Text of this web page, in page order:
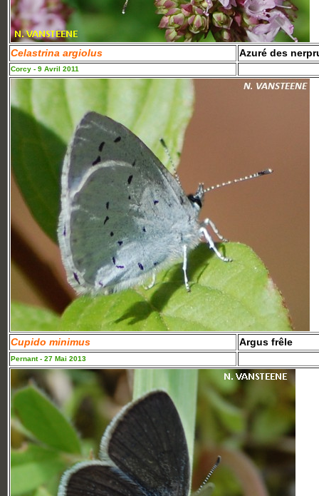
Celastrina argiolus Azuré des
Corcy - 9 Avril 2011
Cupido minimus Argus frêle
Pernant - 27 Mai 2013